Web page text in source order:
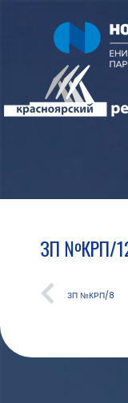
ЗП №КРП/
ЗП №КРП/8